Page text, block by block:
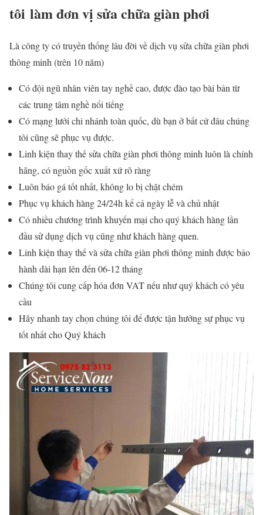
tôi làm đơn vị sửa chữa giàn phơi
Là công ty có truyền thống lâu đời về dịch vụ sửa chữa giàn phơi
thông minh (trên 10 năm)
Có đội ngũ nhân viên tay nghề cao, được đào tạo bài bản từ
các trung tâm nghề nổi tiếng
Có mạng lưới chi nhánh toàn quốc, dù bạn ở bất cứ đâu chúng
tôi cũng sẽ phục vụ được.
Linh kiện thay thế sửa chữa giàn phơi thông minh luôn là chính
hãng, có nguồn gốc xuất xứ rõ ràng
Luôn báo gá tốt nhất, không lo bị chặt chém
Phục vụ khách hàng 24/24h kể cả ngày lễ và chủ nhật
Có nhiều chương trình khuyến mại cho quý khách hàng lần
đầu sử dụng dịch vụ cũng như khách hàng quen.
Linh kiện thay thế và sửa chữa giàn phơi thông minh được bảo
hành dài hạn lên đến 06-12 tháng
Chúng tôi cung cấp hóa đơn VAT nếu như quý khách có yêu
cầu
Hãy nhanh tay chọn chúng tôi để được tận hưởng sự phục vụ
tốt nhất cho Quý khách